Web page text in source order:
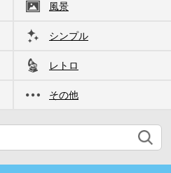
風景
シンプル
レトロ
その他